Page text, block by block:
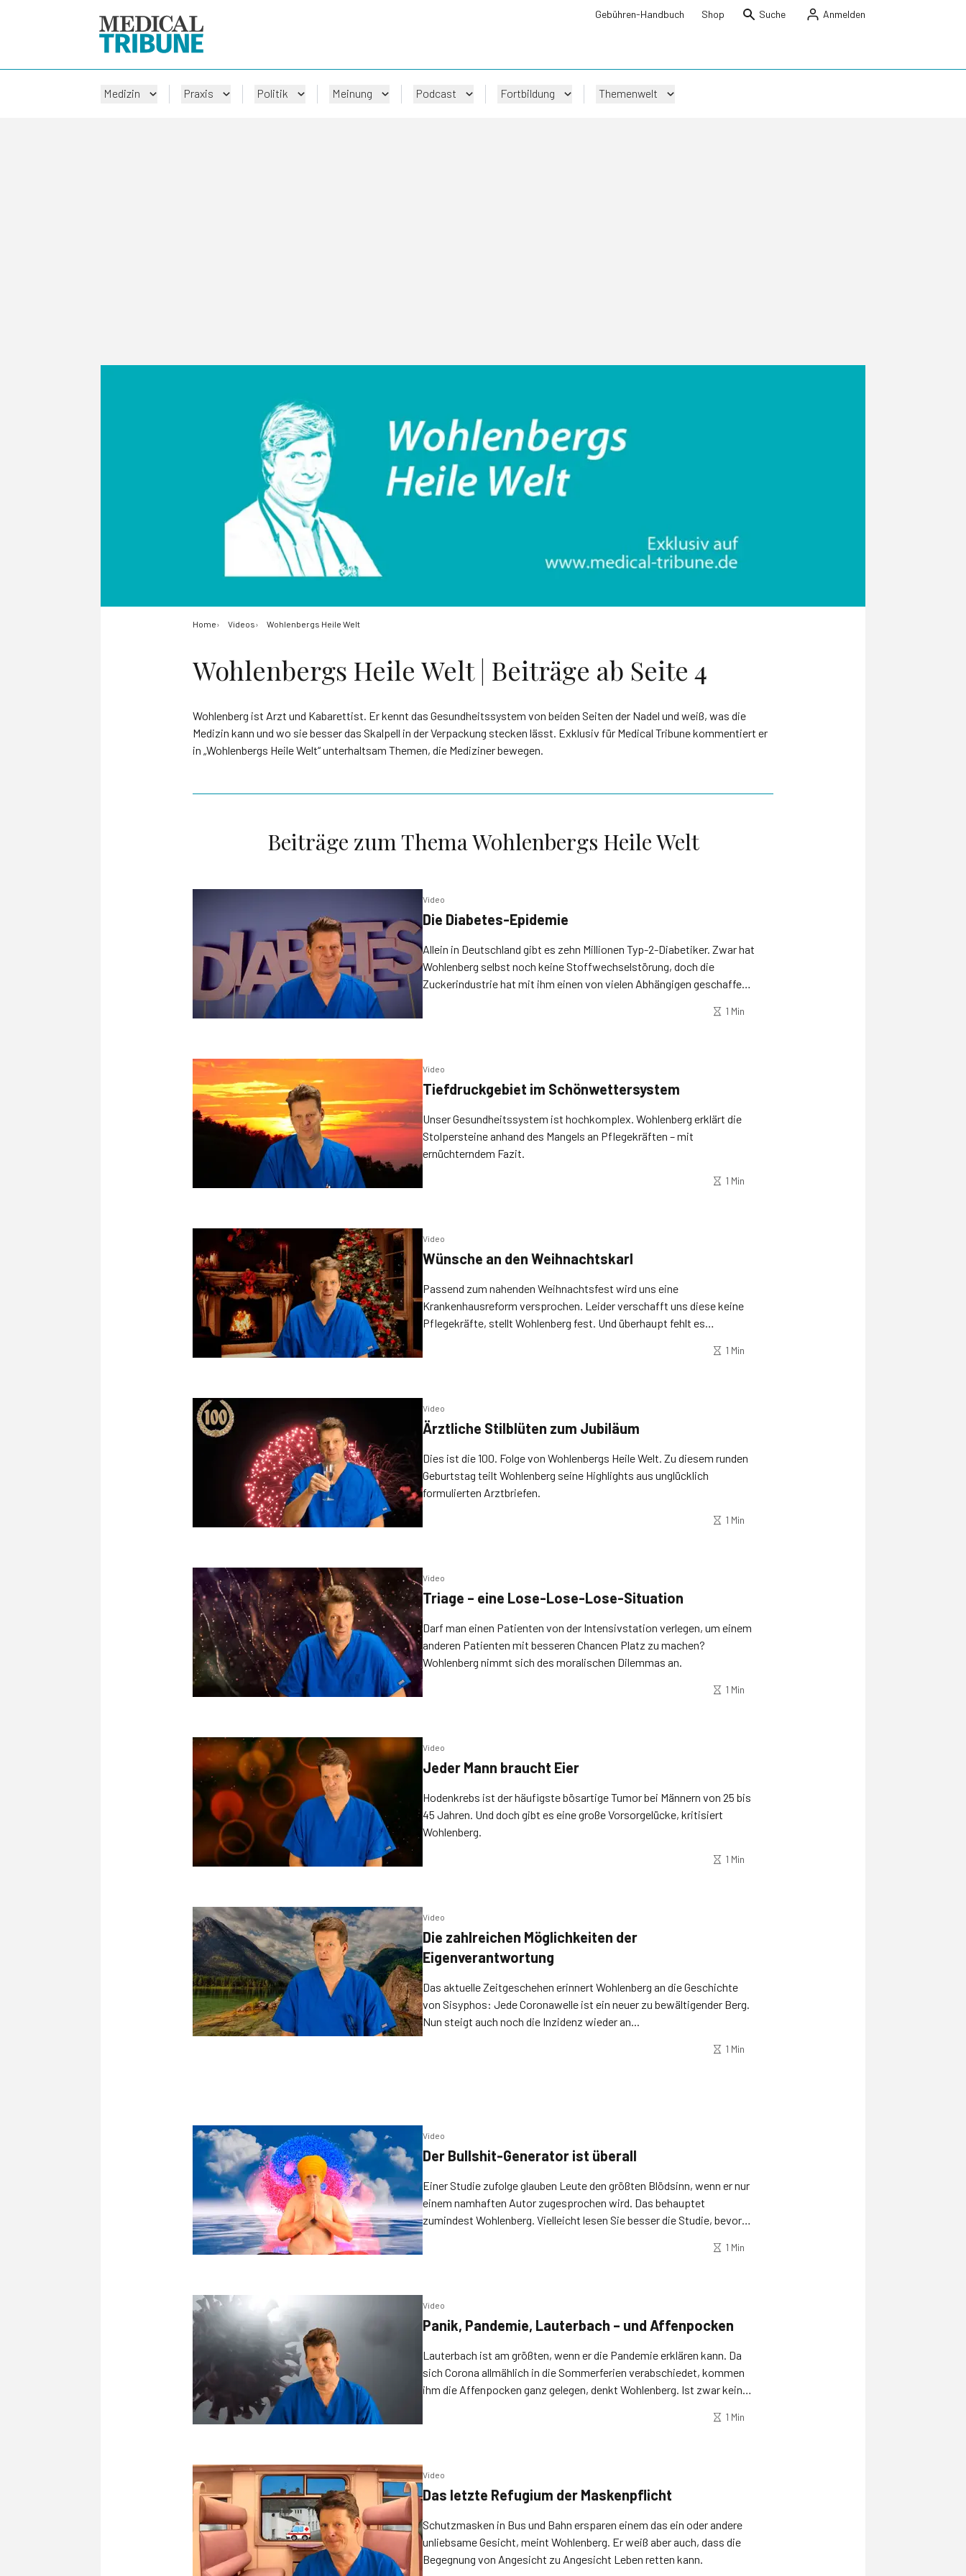
Gebühren-Handbuch Shop Suche Anmelden
Medizin Praxis Politik Meinung Podcast Fortbildung Themenwelt
Home Videos Wohlenbergs Heile Welt
Wohlenbergs Heile Welt | Beiträge ab Seite 4
Wohlenberg ist Arzt und Kabarettist. Er kennt das Gesundheitssystem von beiden Seiten der Nadel und weiß, was die
Medizin kann und wo sie besser das Skalpell in der Verpackung stecken lässt. Exklusiv für Medical Tribune kommentiert er
in „Wohlenbergs Heile Welt“ unterhaltsam Themen, die Mediziner bewegen.
Beiträge zum Thema Wohlenbergs Heile Welt
Video
Die Diabetes-Epidemie
Allein in Deutschland gibt es zehn Millionen Typ-2-Diabetiker. Zwar hat
Wohlenberg selbst noch keine Stoffwechselstörung, doch die
Zuckerindustrie hat mit ihm einen von vielen Abhängigen geschaffen,
1 Min
Video
Tiefdruckgebiet im Schönwettersystem
Unser Gesundheitssystem ist hochkomplex. Wohlenberg erklärt die
Stolpersteine anhand des Mangels an Pflegekräften – mit
ernüchterndem Fazit.
1 Min
Video
Wünsche an den Weihnachtskarl
Passend zum nahenden Weihnachtsfest wird uns eine
Krankenhausreform versprochen. Leider verschafft uns diese keine
Pflegekräfte, stellt Wohlenberg fest. Und überhaupt fehlt es
1 Min
Video
Ärztliche Stilblüten zum Jubiläum
Dies ist die 100. Folge von Wohlenbergs Heile Welt. Zu diesem runden
Geburtstag teilt Wohlenberg seine Highlights aus unglücklich
formulierten Arztbriefen.
1 Min
Video
Triage – eine Lose-Lose-Lose-Situation
Darf man einen Patienten von der Intensivstation verlegen, um einem
anderen Patienten mit besseren Chancen Platz zu machen?
Wohlenberg nimmt sich des moralischen Dilemmas an.
1 Min
Video
Jeder Mann braucht Eier
Hodenkrebs ist der häufigste bösartige Tumor bei Männern von 25 bis
45 Jahren. Und doch gibt es eine große Vorsorgelücke, kritisiert
Wohlenberg.
1 Min
Video
Die zahlreichen Möglichkeiten der
Eigenverantwortung
Das aktuelle Zeitgeschehen erinnert Wohlenberg an die Geschichte
von Sisyphos: Jede Coronawelle ist ein neuer zu bewältigender Berg.
Nun steigt auch noch die Inzidenz wieder an...
1 Min
Video
Der Bullshit-Generator ist überall
Einer Studie zufolge glauben Leute den größten Blödsinn, wenn er nur
einem namhaften Autor zugesprochen wird. Das behauptet
zumindest Wohlenberg. Vielleicht lesen Sie besser die Studie, bevor
1 Min
Video
Panik, Pandemie, Lauterbach – und Affenpocken
Lauterbach ist am größten, wenn er die Pandemie erklären kann. Da
sich Corona allmählich in die Sommerferien verabschiedet, kommen
ihm die Affenpocken ganz gelegen, denkt Wohlenberg. Ist zwar keine
1 Min
Video
Das letzte Refugium der Maskenpflicht
Schutzmasken in Bus und Bahn ersparen einem das ein oder andere
unliebsame Gesicht, meint Wohlenberg. Er weiß aber auch, dass die
Begegnung von Angesicht zu Angesicht Leben retten kann.